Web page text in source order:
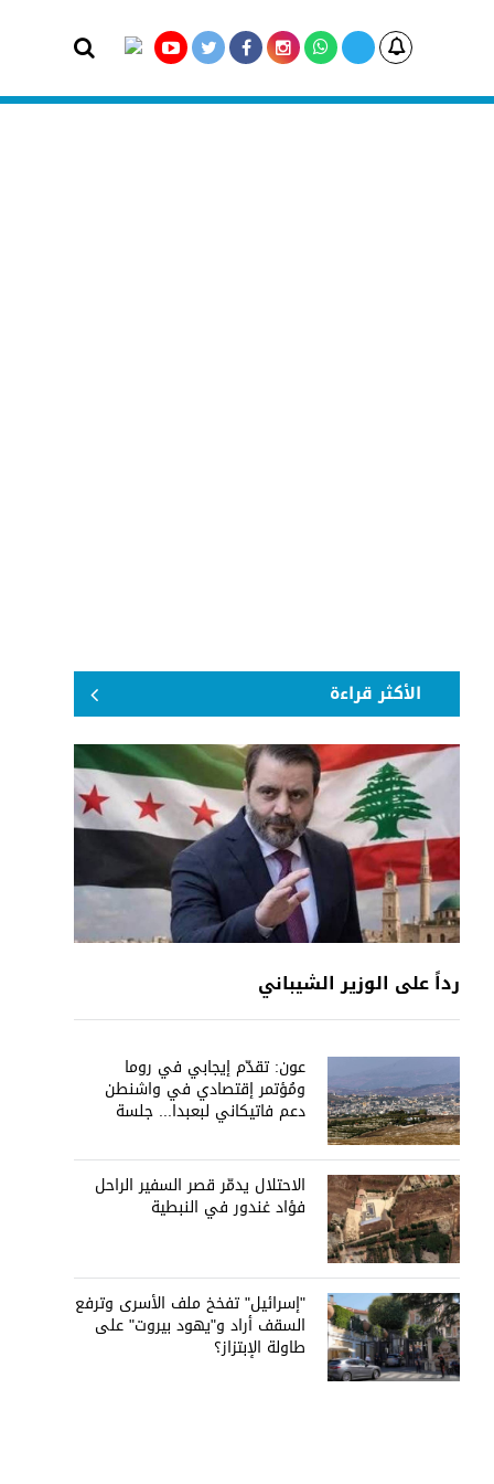
الأكثر قراءة
رداً على الوزير الشيباني
عون: تقدّم إيجابي في روما
ومُؤتمر إقتصادي في واشنطن
دعم فاتيكاني لبعبدا... جلسة
على الطاولة
الاحتلال يدمّر قصر السفير الراحل
فؤاد غندور في النبطية
"إسرائيل" تفخخ ملف الأسرى وترفع
السقف أراد و"يهود بيروت" على
طاولة الإبتزاز؟